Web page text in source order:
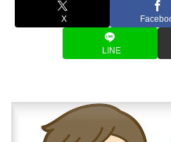
X
LINE